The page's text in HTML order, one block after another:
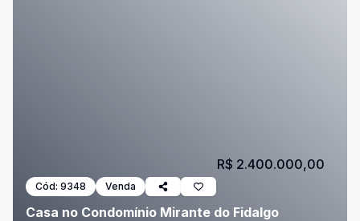
Cód: 9348 Venda
Casa no Condomínio Mirante do Fidalgo
R$ 2.400.000,00